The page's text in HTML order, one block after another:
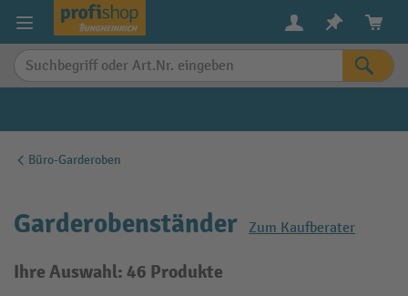
springen
Büro-Garderoben
Garderobenständer Zum Kaufberater
Ihre Auswahl: 46 Produkte